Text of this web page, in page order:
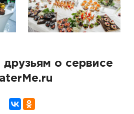
друзьям о сервисе